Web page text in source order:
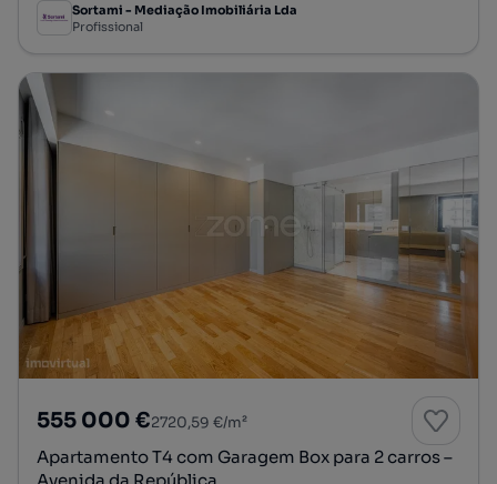
Sortami - Mediação Imobiliária Lda
Profissional
555 000 €2720,59 €/m²
Apartamento T4 com Garagem Box para 2 carros –